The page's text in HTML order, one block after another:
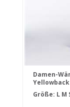
Damen-
Yellowback
Größe: L M